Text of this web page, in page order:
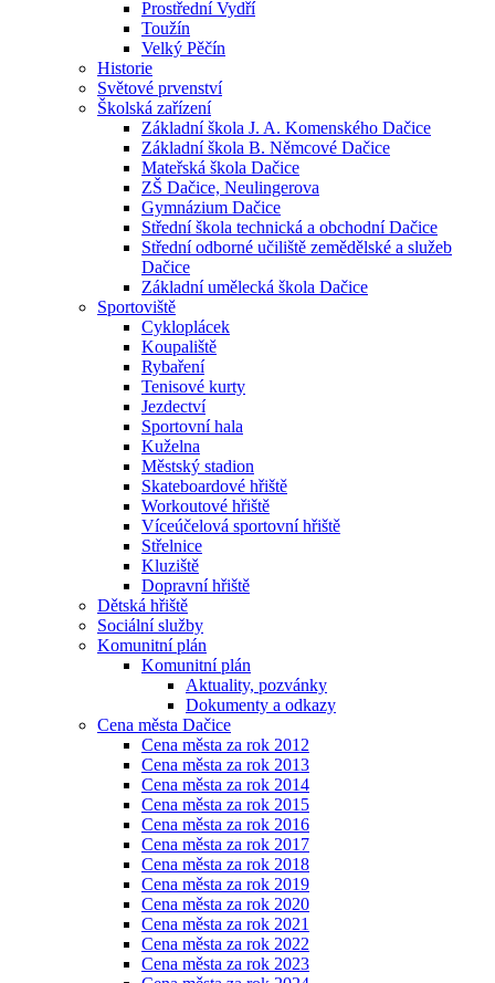
Prostřední Vydří
Toužín
Velký Pěčín
Historie
Světové prvenství
Školská zařízení
Základní škola J. A. Komenského Dačice
Základní škola B. Němcové Dačice
Mateřská škola Dačice
ZŠ Dačice, Neulingerova
Gymnázium Dačice
Střední škola technická a obchodní Dačice
Střední odborné učiliště zemědělské a služeb
Dačice
Základní umělecká škola Dačice
Sportoviště
Cykloplácek
Koupaliště
Rybaření
Tenisové kurty
Jezdectví
Sportovní hala
Kuželna
Městský stadion
Skateboardové hřiště
Workoutové hřiště
Víceúčelová sportovní hřiště
Střelnice
Kluziště
Dopravní hřiště
Dětská hřiště
Sociální služby
Komunitní plán
Komunitní plán
Aktuality, pozvánky
Dokumenty a odkazy
Cena města Dačice
Cena města za rok 2012
Cena města za rok 2013
Cena města za rok 2014
Cena města za rok 2015
Cena města za rok 2016
Cena města za rok 2017
Cena města za rok 2018
Cena města za rok 2019
Cena města za rok 2020
Cena města za rok 2021
Cena města za rok 2022
Cena města za rok 2023